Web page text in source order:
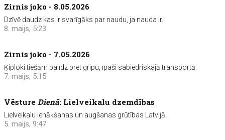
Zirnis joko - 8.05.2026
Dzīvē daudz kas ir svarīgāks par naudu, ja nauda ir.
8. maijs, 5:23
Zirnis joko - 7.05.2026
Ķiploki tiešām palīdz pret gripu, īpaši sabiedriskajā transportā.
7. maijs, 5:15
VēstureDienā: Lielveikalu dzemdības
Lielveikalu ienākšanas un augšanas grūtības Latvijā.
5. maijs, 9:47